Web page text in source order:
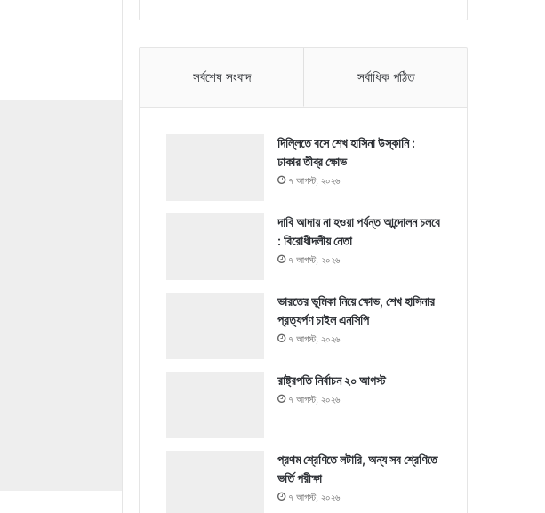
সর্বশেষ সংবাদ সর্বাধিক পঠিত
দিল্লিতে বসে শেখ হাসিনা উস্কানি :
ঢাকার তীব্র ক্ষোভ
৭ আগস্ট, ২০২৬
দাবি আদায় না হওয়া পর্যন্ত আন্দোলন চলবে
: বিরোধীদলীয় নেতা
৭ আগস্ট, ২০২৬
ভারতের ভূমিকা নিয়ে ক্ষোভ, শেখ হাসিনার
প্রত্যর্পণ চাইল এনসিপি
৭ আগস্ট, ২০২৬
রাষ্ট্রপতি নির্বাচন ২০ আগস্ট
৭ আগস্ট, ২০২৬
প্রথম শ্রেণিতে লটারি, অন্য সব শ্রেণিতে
ভর্তি পরীক্ষা
৭ আগস্ট, ২০২৬